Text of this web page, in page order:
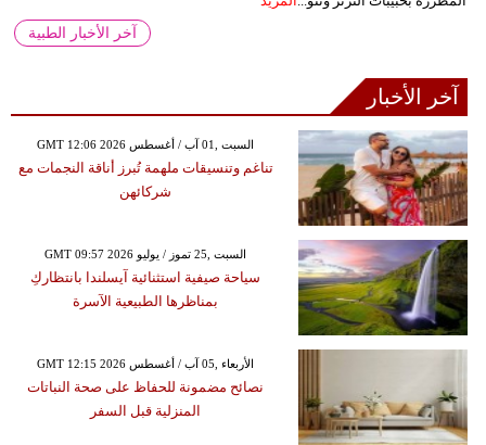
آخر الأخبار الطبية
آخر الأخبار
GMT 12:06 2026 السبت ,01 آب / أغسطس
تناغم وتنسيقات ملهمة تُبرز أناقة النجمات مع
شركائهن
GMT 09:57 2026 السبت ,25 تموز / يوليو
سياحة صيفية استثنائية آيسلندا بانتظاركِ
بمناظرها الطبيعية الآسرة
GMT 12:15 2026 الأربعاء ,05 آب / أغسطس
نصائح مضمونة للحفاظ على صحة النباتات
المنزلية قبل السفر